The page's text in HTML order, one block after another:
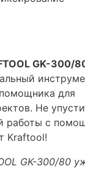
GK-300/
для
Не
работы с
Kraftool!
GK-300/80